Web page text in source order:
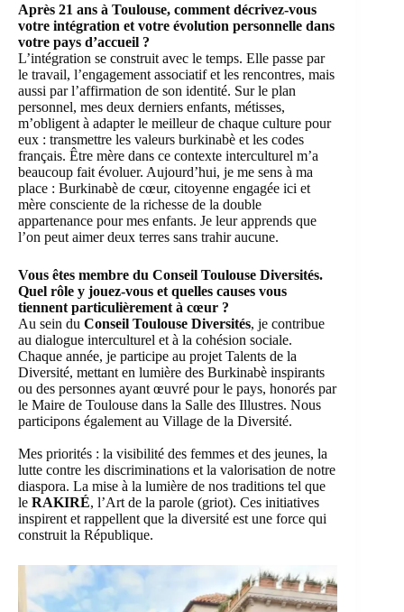
Après 21 ans à Toulouse, comment décrivez-vous
votre intégration et votre évolution personnelle dans
votre pays d’accueil ?
L’intégration se construit avec le temps. Elle passe par
le travail, l’engagement associatif et les rencontres, mais
aussi par l’affirmation de son identité. Sur le plan
personnel, mes deux derniers enfants, métisses,
m’obligent à adapter le meilleur de chaque culture pour
eux : transmettre les valeurs burkinabè et les codes
français. Être mère dans ce contexte interculturel m’a
beaucoup fait évoluer. Aujourd’hui, je me sens à ma
place : Burkinabè de cœur, citoyenne engagée ici et
mère consciente de la richesse de la double
appartenance pour mes enfants. Je leur apprends que
l’on peut aimer deux terres sans trahir aucune.
Vous êtes membre du Conseil Toulouse Diversités.
Quel rôle y jouez-vous et quelles causes vous
tiennent particulièrement à cœur ?
Au sein du Conseil Toulouse Diversités, je contribue
au dialogue interculturel et à la cohésion sociale.
Chaque année, je participe au projet Talents de la
Diversité, mettant en lumière des Burkinabè inspirants
ou des personnes ayant œuvré pour le pays, honorés par
le Maire de Toulouse dans la Salle des Illustres. Nous
participons également au Village de la Diversité.
Mes priorités : la visibilité des femmes et des jeunes, la
lutte contre les discriminations et la valorisation de notre
diaspora. La mise à la lumière de nos traditions tel que
le RAKIRÉ, l’Art de la parole (griot). Ces initiatives
inspirent et rappellent que la diversité est une force qui
construit la République.